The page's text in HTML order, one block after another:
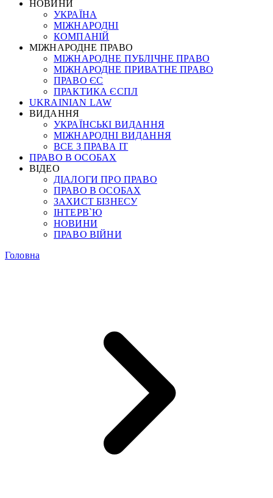
НОВИНИ
УКРАЇНА
МІЖНАРОДНІ
КОМПАНІЙ
МІЖНАРОДНЕ ПРАВО
МІЖНАРОДНЕ ПУБЛІЧНЕ ПРАВО
МІЖНАРОДНЕ ПРИВАТНЕ ПРАВО
ПРАВО ЄС
ПРАКТИКА ЄСПЛ
UKRAINIAN LAW
ВИДАННЯ
УКРАЇНСЬКІ ВИДАННЯ
МІЖНАРОДНІ ВИДАННЯ
ВСЕ З ПРАВА ІТ
ПРАВО В ОСОБАХ
ВІДЕО
ДІАЛОГИ ПРО ПРАВО
ПРАВО В ОСОБАХ
ЗАХИСТ БІЗНЕСУ
ІНТЕРВ`Ю
НОВИНИ
ПРАВО ВІЙНИ
Головна